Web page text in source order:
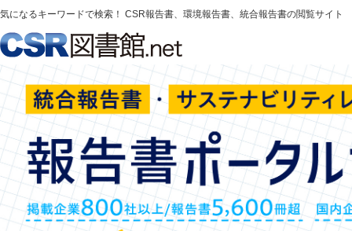
気になるキーワードで検索！ CSR報告書、環境報告書、統合報告書の閲覧サイト